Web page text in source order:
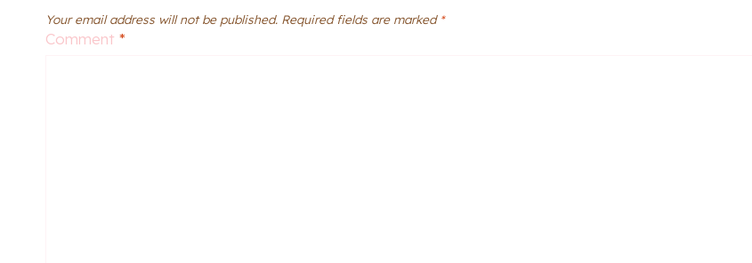
Your email address will not be published. Required fields are marked *
Comment *